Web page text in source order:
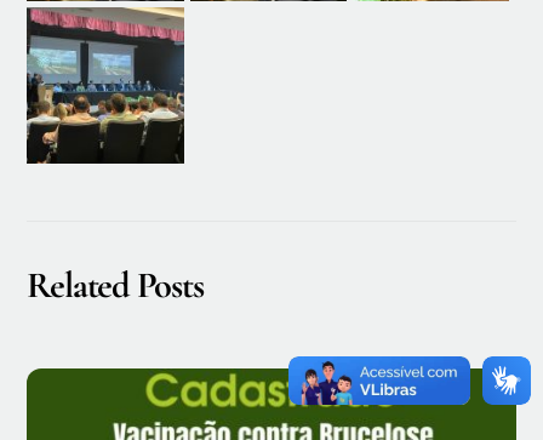
Related Posts